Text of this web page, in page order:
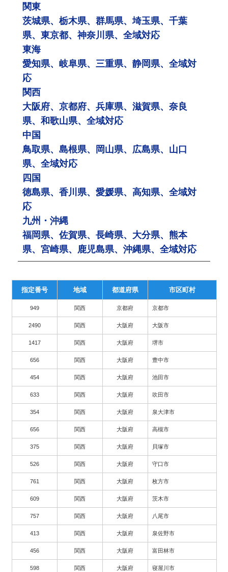
関東
茨城県、栃木県、群馬県、埼玉県、千葉
県、東京都、神奈川県、全域対応
東海
愛知県、岐阜県、三重県、静岡県、全域対
応
関西
大阪府、京都府、兵庫県、滋賀県、奈良
県、和歌山県、全域対応
中国
鳥取県、島根県、岡山県、広島県、山口
県、全域対応
四国
徳島県、香川県、愛媛県、高知県、全域対
応
九州・沖縄
福岡県、佐賀県、長崎県、大分県、熊本
県、宮崎県、鹿児島県、沖縄県、全域対応
指定番号 地域 都道府県 市区町村
949 関西 京都府 京都市
2490 関西 大阪府 大阪市
1417 関西 大阪府 堺市
656 関西 大阪府 豊中市
454 関西 大阪府 池田市
633 関西 大阪府 吹田市
354 関西 大阪府 泉大津市
656 関西 大阪府 高槻市
375 関西 大阪府 貝塚市
526 関西 大阪府 守口市
761 関西 大阪府 枚方市
609 関西 大阪府 茨木市
757 関西 大阪府 八尾市
413 関西 大阪府 泉佐野市
456 関西 大阪府 富田林市
598 関西 大阪府 寝屋川市